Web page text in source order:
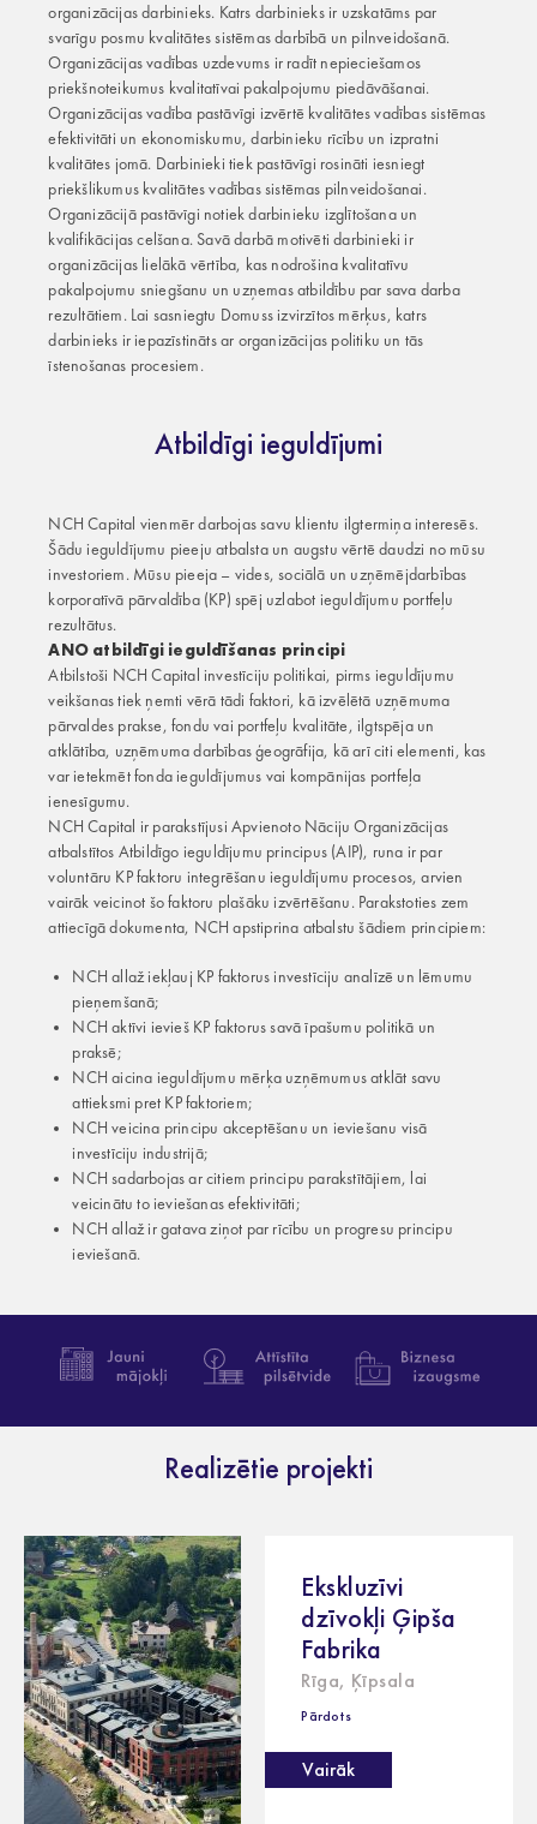
organizācijas darbinieks. Katrs darbinieks ir uzskatāms par
svarīgu posmu kvalitātes sistēmas darbībā un pilnveidošanā.
Organizācijas vadības uzdevums ir radīt nepieciešamos
priekšnoteikumus kvalitatīvai pakalpojumu piedāvāšanai.
Organizācijas vadība pastāvīgi izvērtē kvalitātes vadības sistēmas
efektivitāti un ekonomiskumu, darbinieku rīcību un izpratni
kvalitātes jomā. Darbinieki tiek pastāvīgi rosināti iesniegt
priekšlikumus kvalitātes vadības sistēmas pilnveidošanai.
Organizācijā pastāvīgi notiek darbinieku izglītošana un
kvalifikācijas celšana. Savā darbā motivēti darbinieki ir
organizācijas lielākā vērtība, kas nodrošina kvalitatīvu
pakalpojumu sniegšanu un uzņemas atbildību par sava darba
rezultātiem. Lai sasniegtu Domuss izvirzītos mērķus, katrs
darbinieks ir iepazīstināts ar organizācijas politiku un tās
īstenošanas procesiem.
Atbildīgi ieguldījumi
NCH Capital vienmēr darbojas savu klientu ilgtermiņa interesēs.
Šādu ieguldījumu pieeju atbalsta un augstu vērtē daudzi no mūsu
investoriem. Mūsu pieeja – vides, sociālā un uzņēmējdarbības
korporatīvā pārvaldība (KP) spēj uzlabot ieguldījumu portfeļu
rezultātus.
ANO atbildīgi ieguldīšanas principi
Atbilstoši NCH Capital investīciju politikai, pirms ieguldījumu
veikšanas tiek ņemti vērā tādi faktori, kā izvēlētā uzņēmuma
pārvaldes prakse, fondu vai portfeļu kvalitāte, ilgtspēja un
atklātība, uzņēmuma darbības ģeogrāfija, kā arī citi elementi, kas
var ietekmēt fonda ieguldījumus vai kompānijas portfeļa
ienesīgumu.
NCH Capital ir parakstījusi Apvienoto Nāciju Organizācijas
atbalstītos Atbildīgo ieguldījumu principus (AIP), runa ir par
voluntāru KP faktoru integrēšanu ieguldījumu procesos, arvien
vairāk veicinot šo faktoru plašāku izvērtēšanu. Parakstoties zem
attiecīgā dokumenta, NCH apstiprina atbalstu šādiem principiem:
NCH allaž iekļauj KP faktorus investīciju analīzē un lēmumu
pieņemšanā;
NCH aktīvi ievieš KP faktorus savā īpašumu politikā un
praksē;
NCH aicina ieguldījumu mērķa uzņēmumus atklāt savu
attieksmi pret KP faktoriem;
NCH veicina principu akceptēšanu un ieviešanu visā
investīciju industrijā;
NCH sadarbojas ar citiem principu parakstītājiem, lai
veicinātu to ieviešanas efektivitāti;
NCH allaž ir gatava ziņot par rīcību un progresu principu
ieviešanā.
Realizētie projekti
Ekskluzīvi
dzīvokļi Ģipša
Fabrika
Rīga, Ķīpsala
Pārdots
Vairāk